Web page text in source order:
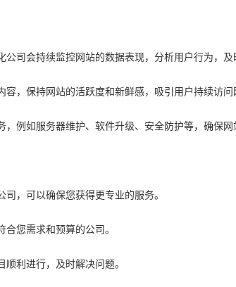
司会持续监控网站的数据表现，分析用户行为，及
，保持网站的活跃度和新鲜感，吸引用户持续访问
例如服务器维护、软件升级、安全防护等，确保网
，可以确保您获得更专业的服务。
您需求和预算的公司。
利进行，及时解决问题。